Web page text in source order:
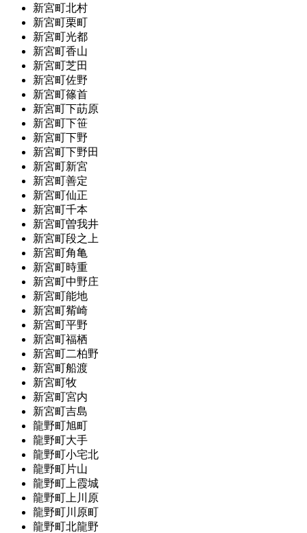
新宮町北村
新宮町栗町
新宮町光都
新宮町香山
新宮町芝田
新宮町佐野
新宮町篠首
新宮町下莇原
新宮町下笹
新宮町下野
新宮町下野田
新宮町新宮
新宮町善定
新宮町仙正
新宮町千本
新宮町曽我井
新宮町段之上
新宮町角亀
新宮町時重
新宮町中野庄
新宮町能地
新宮町觜崎
新宮町平野
新宮町福栖
新宮町二柏野
新宮町船渡
新宮町牧
新宮町宮内
新宮町吉島
龍野町旭町
龍野町大手
龍野町小宅北
龍野町片山
龍野町上霞城
龍野町上川原
龍野町川原町
龍野町北龍野